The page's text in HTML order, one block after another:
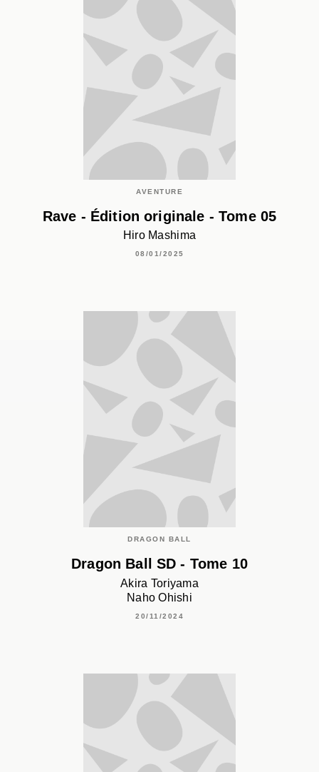
AVENTURE
Rave - Édition originale - Tome 05
Hiro Mashima
08/01/2025
DRAGON BALL
Dragon Ball SD - Tome 10
Akira Toriyama
Naho Ohishi
20/11/2024